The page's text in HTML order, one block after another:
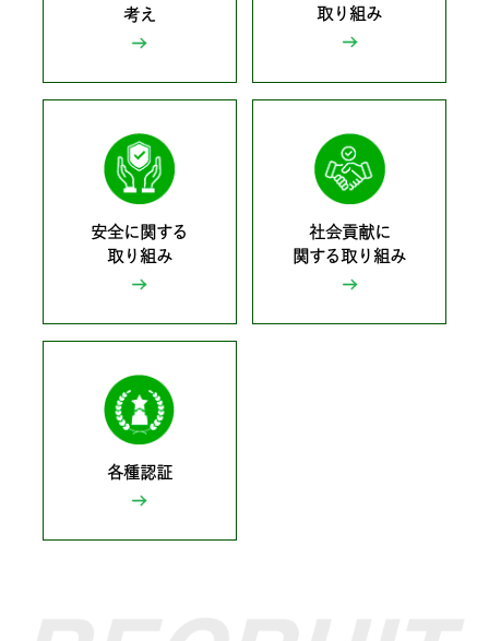
考え
取り組み
安全に関する
取り組み
社会貢献に
関する取り組み
各種認証